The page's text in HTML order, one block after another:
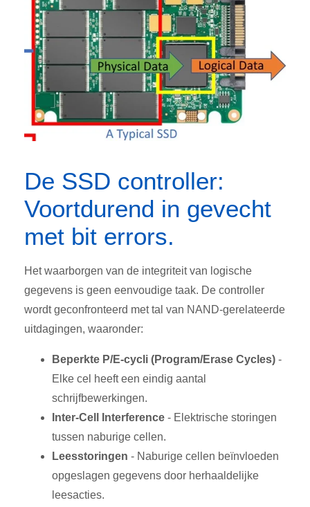
De SSD controller:
Voortdurend in gevecht
met bit errors.
Het waarborgen van de integriteit van logische
gegevens is geen eenvoudige taak. De controller
wordt geconfronteerd met tal van NAND-gerelateerde
uitdagingen, waaronder:
Beperkte P/E-cycli (Program/Erase Cycles) -
Elke cel heeft een eindig aantal
schrijfbewerkingen.
Inter-Cell Interference - Elektrische storingen
tussen naburige cellen.
Leesstoringen - Naburige cellen beïnvloeden
opgeslagen gegevens door herhaaldelijke
leesacties.